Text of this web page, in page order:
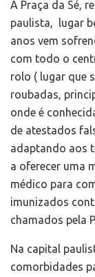
A Praça da Sé,
paulista, lugar
anos vem
com todo o
rolo ( lugar que
roubadas,
onde é
de atestados
adaptando aos
a oferecer uma
médico para
imunizados
chamados pela
Na capital
comorbidades